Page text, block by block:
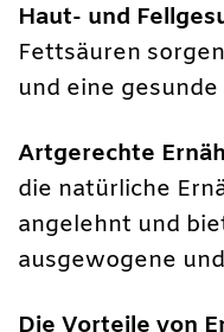
Haut- und
Fettsäuren
und eine gesunde
Artgerechte
die natürliche
angelehnt und
ausgewogene